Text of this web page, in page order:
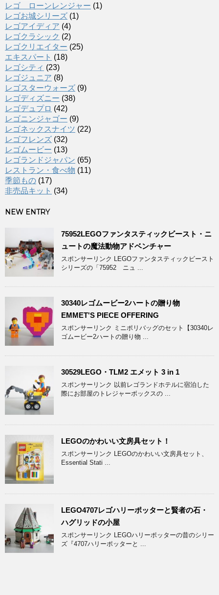
レゴ ローンレンジャー (1)
レゴお城シリーズ (1)
レゴアイディア (4)
レゴクラシック (2)
レゴクリエイター (25)
エキスパート (18)
レゴシティ (23)
レゴジュニア (8)
レゴスターウォーズ (9)
レゴディズニー (38)
レゴデュプロ (42)
レゴニンジャゴー (9)
レゴネックスナイツ (22)
レゴフレンズ (32)
レゴムービー (13)
レゴランドジャパン (65)
レストラン・食べ物 (11)
季節もの (17)
非売品キット (34)
NEW ENTRY
75952LEGOファンタスティックビースト・ニ
ュートの魔法動物アドベンチャー
スポンサーリンク LEGOファンタスティックビースト
シリーズの「75952 ニュ ...
30340レゴムービー2ハートの贈り物
EMMET'S PIECE OFFERING
スポンサーリンク ミニポリバッグのセット【30340レ
ゴムービー2ハートの贈り物 ...
30529LEGO・TLM2 エメット 3 in 1
スポンサーリンク 以前レゴランドホテルに宿泊した
際にお部屋のトレジャーボックスの ...
LEGOのかわいい文房具セット！
スポンサーリンク LEGOのかわいい文房具セット、
Essential Stati ...
LEGO4707レゴハリーポッターと賢者の石・
ハグリッドの小屋
スポンサーリンク LEGOハリーポッターの昔のシリー
ズ『4707ハリーポッターと ...